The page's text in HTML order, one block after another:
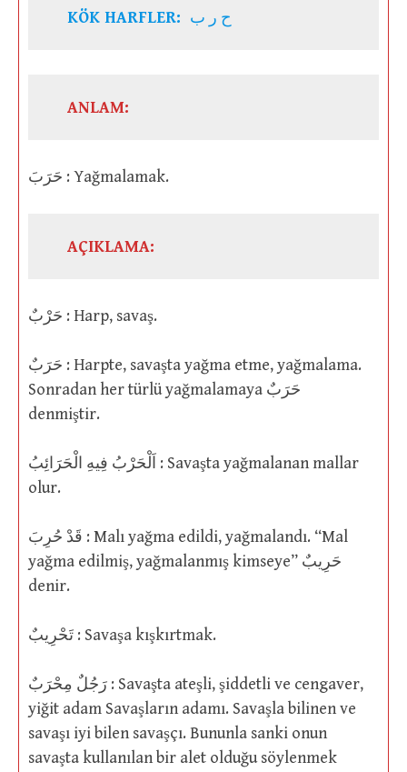
KÖK HARFLER: ح ر ب
ANLAM:
حَرَبَ : Yağmalamak.
AÇIKLAMA:
حَرْبٌ : Harp, savaş.
حَرَبٌ : Harpte, savaşta yağma etme, yağmalama.
Sonradan her türlü yağmalamaya حَرَبٌ
denmiştir.
اَلْحَرْبُ فِيهِ الْحَرَائِبُ : Savaşta yağmalanan mallar
olur.
قَدْ حُرِبَ : Malı yağma edildi, yağmalandı. “Mal
yağma edilmiş, yağmalanmış kimseye” حَرِيبٌ
denir.
تَحْرِيبٌ : Savaşa kışkırtmak.
رَجُلٌ مِحْرَبٌ : Savaşta ateşli, şiddetli ve cengaver,
yiğit adam Savaşların adamı. Savaşla bilinen ve
savaşı iyi bilen savaşçı. Bununla sanki onun
savaşta kullanılan bir alet olduğu söylenmek